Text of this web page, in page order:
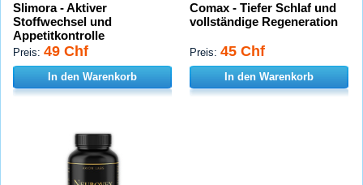
Slimora - Aktiver
Stoffwechsel und
Appetitkontrolle
Preis: 49 Chf
In den Warenkorb
Comax - Tiefer Schlaf und
vollständige Regeneration
Preis: 45 Chf
In den Warenkorb